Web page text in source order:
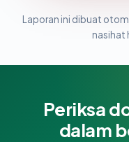
Laporan ini dibuat
nasihat
Periksa
dalam